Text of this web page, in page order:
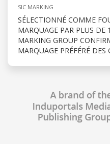
SIC MARKING
SÉLECTIONNÉ COMME
MARQUAGE PAR PLUS DE
MARKING GROUP
MARQUAGE PRÉFÉRÉ